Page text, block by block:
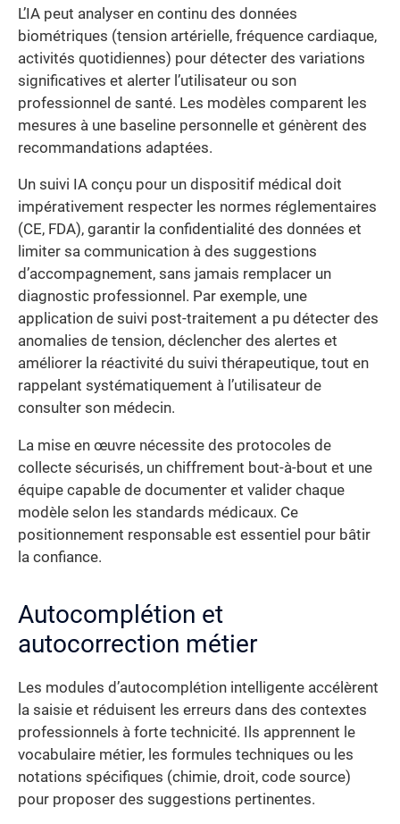
L’IA peut analyser en continu des données
biométriques (tension artérielle, fréquence cardiaque,
activités quotidiennes) pour détecter des variations
significatives et alerter l’utilisateur ou son
professionnel de santé. Les modèles comparent les
mesures à une baseline personnelle et génèrent des
recommandations adaptées.
Un suivi IA conçu pour un dispositif médical doit
impérativement respecter les normes réglementaires
(CE, FDA), garantir la confidentialité des données et
limiter sa communication à des suggestions
d’accompagnement, sans jamais remplacer un
diagnostic professionnel. Par exemple, une
application de suivi post-traitement a pu détecter des
anomalies de tension, déclencher des alertes et
améliorer la réactivité du suivi thérapeutique, tout en
rappelant systématiquement à l’utilisateur de
consulter son médecin.
La mise en œuvre nécessite des protocoles de
collecte sécurisés, un chiffrement bout-à-bout et une
équipe capable de documenter et valider chaque
modèle selon les standards médicaux. Ce
positionnement responsable est essentiel pour bâtir
la confiance.
Autocomplétion et
autocorrection métier
Les modules d’autocomplétion intelligente accélèrent
la saisie et réduisent les erreurs dans des contextes
professionnels à forte technicité. Ils apprennent le
vocabulaire métier, les formules techniques ou les
notations spécifiques (chimie, droit, code source)
pour proposer des suggestions pertinentes.